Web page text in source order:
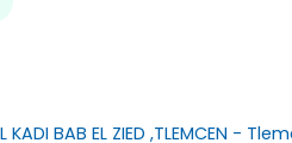
KADI BAB EL ZIED ,TLEMCEN -